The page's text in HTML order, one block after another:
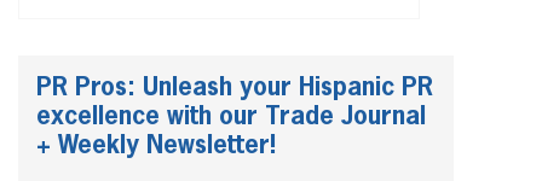
PR Pros: Unleash your Hispanic PR
excellence with our Trade Journal
+ Weekly Newsletter!